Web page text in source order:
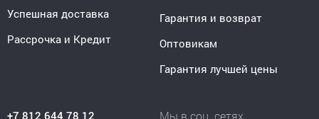
Успешная доставка
Рассрочка и Кредит
Гарантия и возврат
Оптовикам
Гарантия лучшей цены
+7 812 644 78 12 Мы в соц. сетях